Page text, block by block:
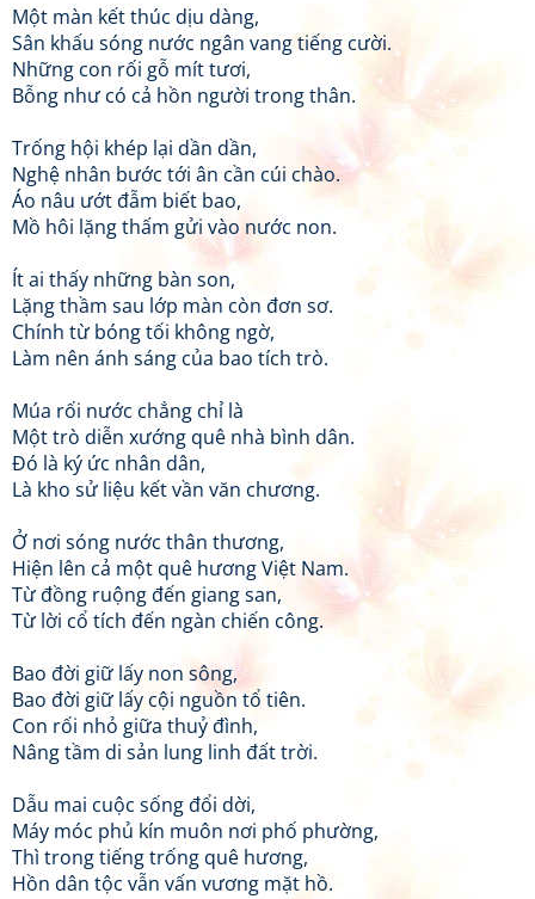
Một màn kết thúc dịu dàng,
Sân khấu sóng nước ngân vang tiếng cười.
Những con rối gỗ mít tươi,
Bỗng như có cả hồn người trong thân.
Trống hội khép lại dần dần,
Nghệ nhân bước tới ân cần cúi chào.
Áo nâu ướt đẫm biết bao,
Mồ hôi lặng thấm gửi vào nước non.
Ít ai thấy những bàn son,
Lặng thầm sau lớp màn còn đơn sơ.
Chính từ bóng tối không ngờ,
Làm nên ánh sáng của bao tích trò.
Múa rối nước chẳng chỉ là
Một trò diễn xướng quê nhà bình dân.
Đó là ký ức nhân dân,
Là kho sử liệu kết vần văn chương.
Ở nơi sóng nước thân thương,
Hiện lên cả một quê hương Việt Nam.
Từ đồng ruộng đến giang san,
Từ lời cổ tích đến ngàn chiến công.
Bao đời giữ lấy non sông,
Bao đời giữ lấy cội nguồn tổ tiên.
Con rối nhỏ giữa thuỷ đình,
Nâng tầm di sản lung linh đất trời.
Dẫu mai cuộc sống đổi dời,
Máy móc phủ kín muôn nơi phố phường,
Thì trong tiếng trống quê hương,
Hồn dân tộc vẫn vấn vương mặt hồ.